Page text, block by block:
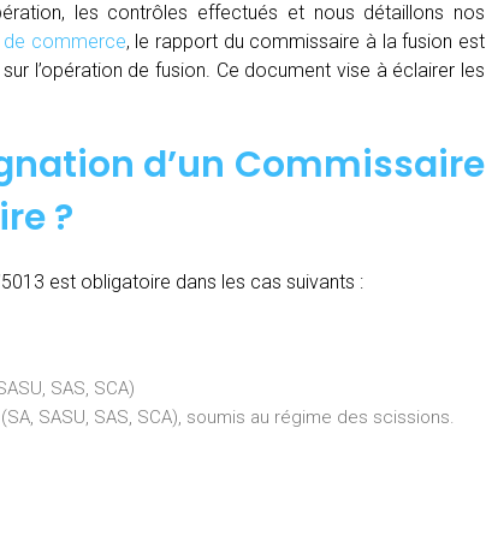
les contrôles effectués et nous détaillons nos
de commerce, le rapport du commissaire à la fusion est
l’opération de fusion. Ce document vise à éclairer les
d’un Commissaire
?
est obligatoire dans les cas suivants :
SAS, SCA)
SASU, SAS, SCA), soumis au régime des scissions.